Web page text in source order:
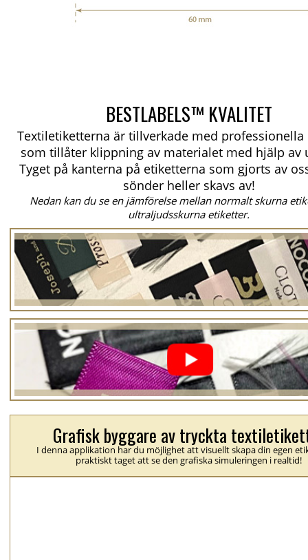
BESTLABELS™ KVALITET
Textiletiketterna är tillverkade med professionella
som tillåter klippning av materialet med hjälp av
Tyget på kanterna på etiketterna som gjorts av
sönder heller skavs av!
Nedan kan du se en jämförelse mellan normalt skurna
ultraljudsskurna etiketter.
Grafisk byggare av tryckta
I denna applikation har du möjlighet att visuellt skapa din egen
praktiskt taget att se den grafiska simuleringen i realtid!